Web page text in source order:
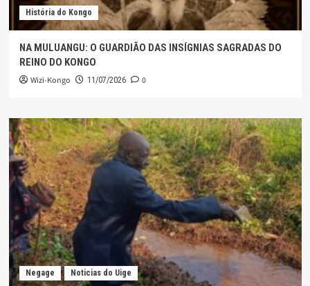
História do Kongo
NA MULUANGU: O GUARDIÃO DAS INSÍGNIAS SAGRADAS DO
REINO DO KONGO
Wizi-Kongo 11/07/2026 0
Negage Noticias do Uige